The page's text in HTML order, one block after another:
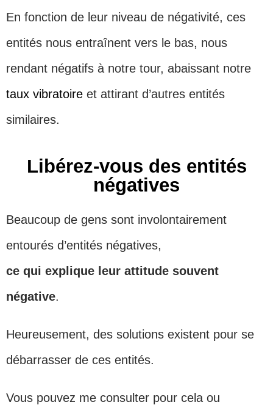
En fonction de leur niveau de négativité, ces
entités nous entraînent vers le bas, nous
rendant négatifs à notre tour, abaissant notre
taux vibratoire et attirant d’autres entités
similaires.
Libérez-vous des entités
négatives
Beaucoup de gens sont involontairement
entourés d’entités négatives,
ce qui explique leur attitude souvent
négative.
Heureusement, des solutions existent pour se
débarrasser de ces entités.
Vous pouvez me consulter pour cela ou